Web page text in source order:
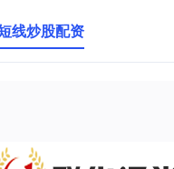
线炒股配资